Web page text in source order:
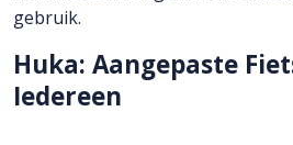
gebruik.
Huka: Aangepaste
Iedereen